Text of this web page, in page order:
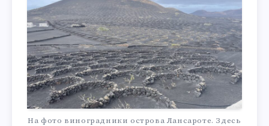
На фото виноградники острова Лансароте. Здесь